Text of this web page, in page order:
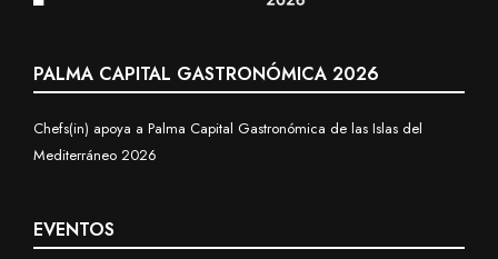
PALMA CAPITAL GASTRONÓMICA 2026
Chefs(in) apoya a Palma Capital Gastronómica de las Islas del
Mediterráneo 2026
EVENTOS